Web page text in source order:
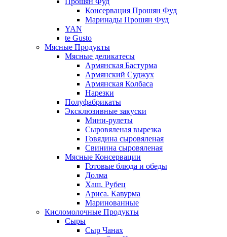
Консервация Прошян Фуд
Маринады Прошян Фуд
YAN
te Gusto
Мясные Продукты
Мясные деликатесы
Армянская Бастурма
Армянский Суджух
Армянская Колбаса
Нарезки
Полуфабрикаты
Эксклюзивные закуски
Мини-рулеты
Сыровяленая вырезка
Говядина сыровяленая
Свинина сыровяленая
Мясные Консервации
Готовые блюда и обеды
Долма
Хаш. Рубец
Ариса. Кавурма
Маринованные
Кисломолочные Продукты
Сыры
Сыр Чанах